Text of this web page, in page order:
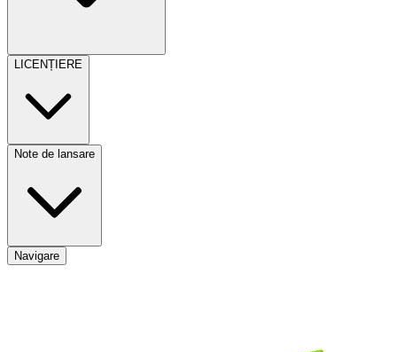
LICENȚIERE
Note de lansare
Navigare